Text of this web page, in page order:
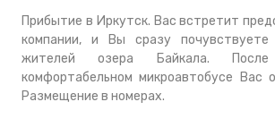
Прибытие в Иркутск. Вас встретит
компании, и Вы сразу почувствуете
жителей озера Байкала.
комфортабельном микроавтобусе Вас
Размещение в номерах.